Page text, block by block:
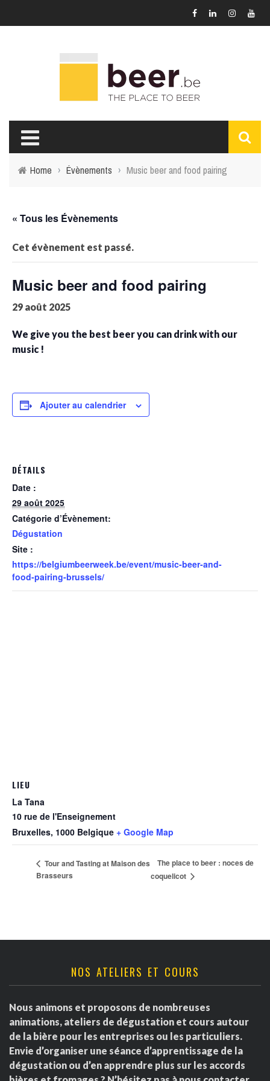
Home › Évènements › Music beer and food pairing
« Tous les Évènements
Cet évènement est passé.
Music beer and food pairing
29 août 2025
We give you the best beer you can drink with our
music !
Ajouter au calendrier
DÉTAILS
Date :
29 août 2025
Catégorie d’Évènement:
Dégustation
Site :
https://belgiumbeerweek.be/event/music-beer-and-
food-pairing-brussels/
LIEU
La Tana
10 rue de l'Enseignement
Bruxelles, 1000 Belgique + Google Map
Tour and Tasting at Maison des
Brasseurs
The place to beer : noces de
coquelicot
NOS ATELIERS ET COURS
Nous animons et proposons de nombreuses
animations, ateliers de dégustation et cours autour
de la bière pour les entreprises ou les particuliers.
Envie d’organiser une séance d’apprentissage de la
dégustation ou d’en apprendre plus sur les accords